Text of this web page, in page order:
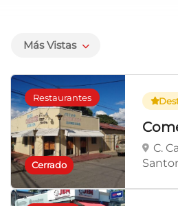
Más Vistas
Cerrado
Restaurantes
C.